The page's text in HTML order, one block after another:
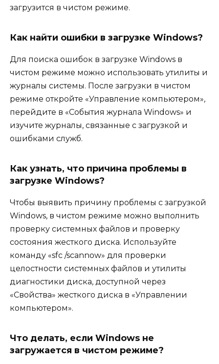
загрузится в чистом режиме.
Как найти ошибки в загрузке Windows?
Для поиска ошибок в загрузке Windows в
чистом режиме можно использовать утилиты и
журналы системы. После загрузки в чистом
режиме откройте «Управление компьютером»,
перейдите в «События журнала Windows» и
изучите журналы, связанные с загрузкой и
ошибками служб.
Как узнать, что причина проблемы в
загрузке Windows?
Чтобы выявить причину проблемы с загрузкой
Windows, в чистом режиме можно выполнить
проверку системных файлов и проверку
состояния жесткого диска. Используйте
команду «sfc /scannow» для проверки
целостности системных файлов и утилиты
диагностики диска, доступной через
«Свойства» жесткого диска в «Управлении
компьютером».
Что делать, если Windows не
загружается в чистом режиме?